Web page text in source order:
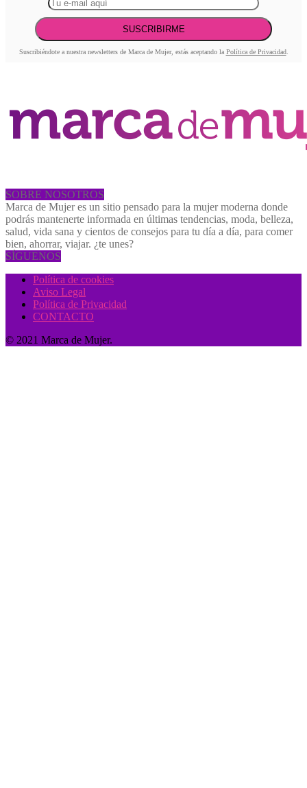
Suscribiéndote a nuestra newsletters de Marca de Mujer, estás aceptando la Política de Privacidad.
SOBRE NOSOTROS
Marca de Mujer es un sitio pensado para la mujer moderna donde
podrás mantenerte informada en últimas tendencias, moda, belleza,
salud, vida sana y cientos de consejos para tu día a día, para comer
bien, ahorrar, viajar. ¿te unes?
SÍGUENOS
Política de cookies
Aviso Legal
Política de Privacidad
CONTACTO
© 2021 Marca de Mujer.